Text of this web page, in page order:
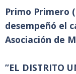
Primo Primero
desempeñó el
Asociación de
”EL DISTRITO